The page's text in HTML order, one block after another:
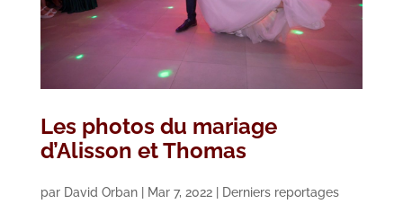
Les photos du mariage
d’Alisson et Thomas
par David Orban| Mar 7, 2022| Derniers reportages